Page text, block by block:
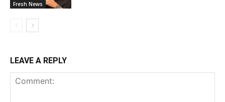
Fresh News
LEAVE A REPLY